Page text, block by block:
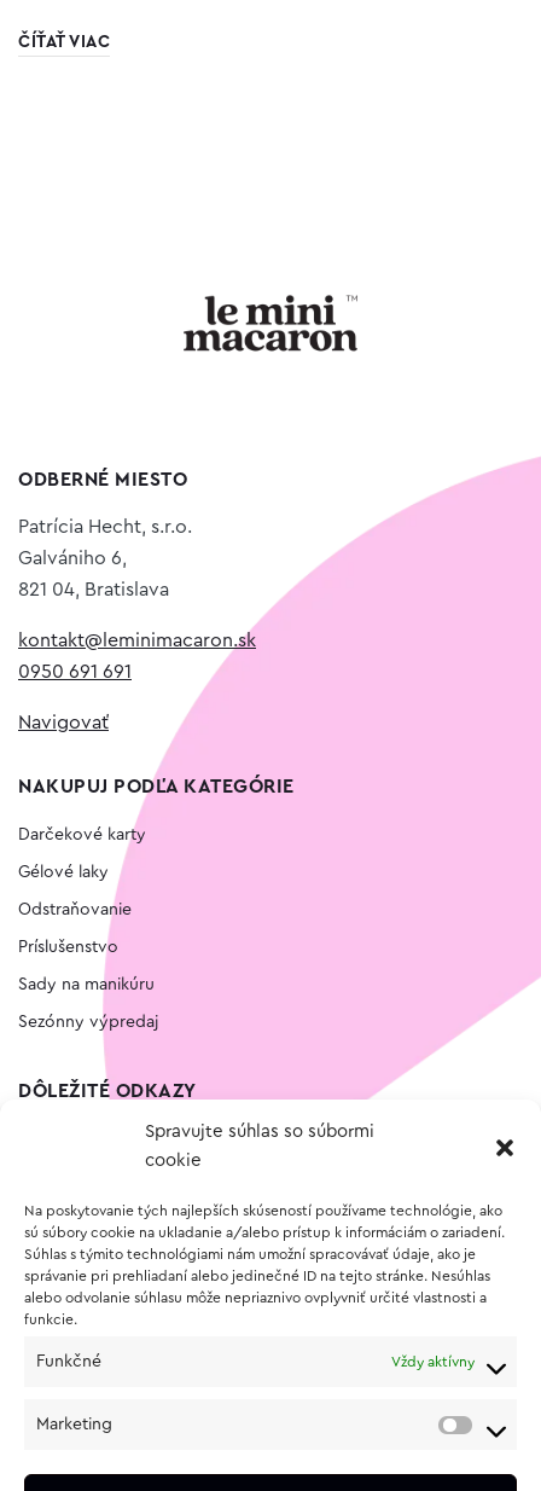
Spravujte súhlas so súbormi
cookie
Na poskytovanie tých najlepších skúseností používame technológie, ako
sú súbory cookie na ukladanie a/alebo prístup k informáciám o zariadení.
Súhlas s týmito technológiami nám umožní spracovávať údaje, ako je
správanie pri prehliadaní alebo jedinečné ID na tejto stránke. Nesúhlas
alebo odvolanie súhlasu môže nepriaznivo ovplyvniť určité vlastnosti a
funkcie.
Funkčné Vždy aktívny
Marketing
ČÍŤAŤ VIAC
ODBERNÉ MIESTO
Patrícia Hecht, s.r.o.
Galvániho 6,
821 04, Bratislava
kontakt@leminimacaron.sk
0950 691 691
Navigovať
NAKUPUJ PODĽA KATEGÓRIE
Darčekové karty
Gélové laky
Odstraňovanie
Príslušenstvo
Sady na manikúru
Sezónny výpredaj
DÔLEŽITÉ ODKAZY
Vernostný program
O NÁKUPE
Vrátenie a reklamácia tovaru